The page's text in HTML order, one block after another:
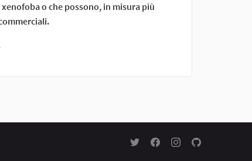
o che possono, in misura più
Partecipa Ca' Foscari su Twitter
Partecipa Ca' Foscari su
Partecipa Ca'
Partecipa Ca'